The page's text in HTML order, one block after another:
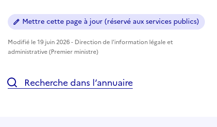
Mettre cette page à jour (réservé aux services publics)
Modifié le 19 juin 2026 - Direction de l'information légale et
administrative (Premier ministre)
Recherche dans l’annuaire